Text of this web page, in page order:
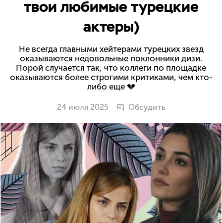
твои любимые турецкие
актеры)
Не всегда главными хейтерами турецких звезд
оказываются недовольные поклонники дизи.
Порой случается так, что коллеги по площадке
оказываются более строгими критиками, чем кто-
либо еще 💔
24 июля 2025 Обсудить